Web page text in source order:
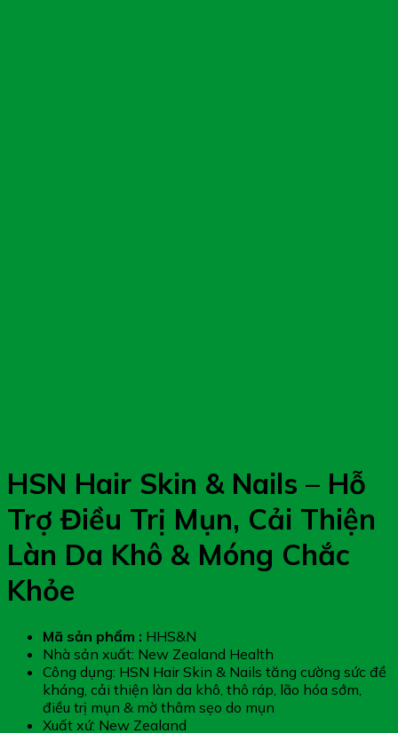
HSN Hair Skin & Nails – Hỗ
Trợ Điều Trị Mụn, Cải Thiện
Làn Da Khô & Móng Chắc
Khỏe
Mã sản phẩm : HHS&N
Nhà sản xuất: New Zealand Health
Công dụng: HSN Hair Skin & Nails tăng cường sức đề
kháng, cải thiện làn da khô, thô ráp, lão hóa sớm,
điều trị mụn & mờ thâm sẹo do mụn
Xuất xứ: New Zealand